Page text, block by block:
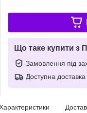
Що таке купити з
Замовлення під
Доступна доставка